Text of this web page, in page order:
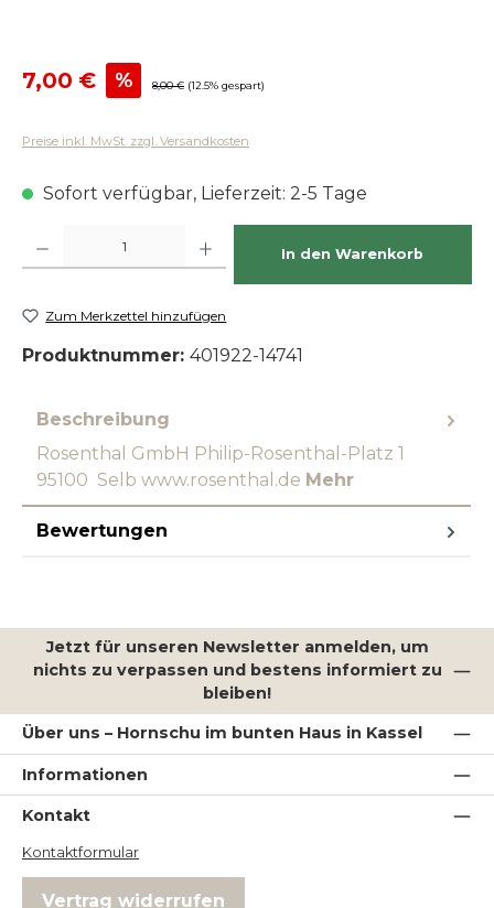
Verkaufspreis:
7,00 € % Regulärer Preis:
8,00 € (12.5% gespart)
Preise inkl. MwSt. zzgl. Versandkosten
Sofort verfügbar, Lieferzeit: 2-5 Tage
In den Warenkorb
Zum Merkzettel hinzufügen
Produktnummer: 401922-14741
Beschreibung
Rosenthal GmbH Philip-Rosenthal-Platz 1
95100 Selb www.rosenthal.de Mehr
Bewertungen
Jetzt für unseren Newsletter anmelden, um
nichts zu verpassen und bestens informiert zu
bleiben!
Über uns – Hornschu im bunten Haus in Kassel
Informationen
Kontakt
Kontaktformular
Vertrag widerrufen